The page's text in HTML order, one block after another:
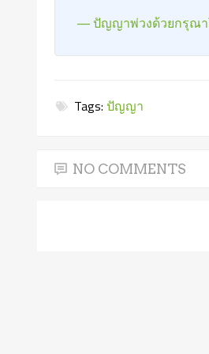
— ปัญญาพ่วงด้วยกรุณ
Tags:ปัญญา
NO COMMENTS